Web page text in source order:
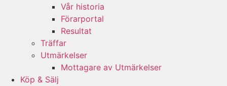
Vår historia
Förarportal
Resultat
Träffar
Utmärkelser
Mottagare av Utmärkelser
Köp & Sälj